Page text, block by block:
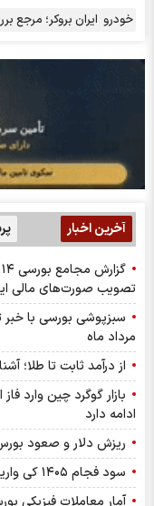
خودرو ایران بروکر؛ مرجع
آخرین اخبار
تصویب صورت‌های مالی
مرداد ماه
از درآمد ثابت تا طلا؛
بازار گوگرد چین وارد
ادامه دارد
ریزش دلار و صعود
سود فجام ۱۴۰۵ کی واریز می‌شود و چقدر است؟